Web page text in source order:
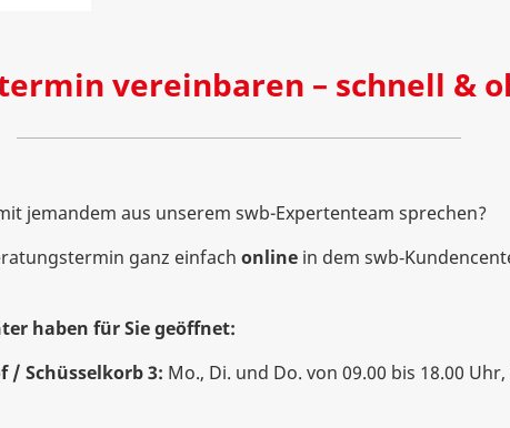
vereinbaren – schnell &
jemandem aus unserem swb-Expertenteam sprechen?
ganz einfach online in dem
haben für Sie geöffnet:
/ Schüsselkorb 3: Mo., Di. und Do. von 09.00 bis 18.00